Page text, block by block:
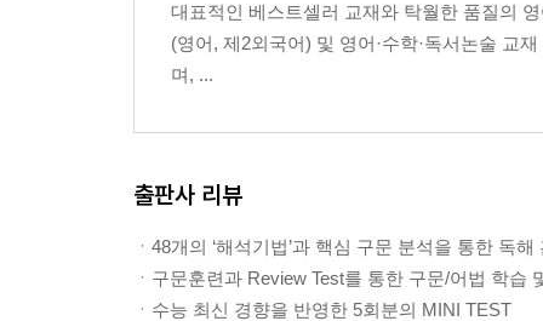
해석기법 15 목적격보어로 부정사가 오는 동사를
해석기법 16 보어로 쓰인 분사를 바르게 파악하자
해석기법 19 to부정사의 수식은 문맥을 통해 의미
해석기법 20 수식어가 많은 문장은 우선 주어와 동
06 접속사로 문장 간의 논리를 간파하라
대표적인 베스트셀러 교재와 탁월한 품질의
(영어, 제2외국어) 및 영어·수학·독서논술 교
며, ...
출판사 리뷰
ㆍ48개의 ‘해석기법’과 핵심 구문 분석을 통한 독해
ㆍ구문훈련과 Review Test를 통한 구문/어법 학습
ㆍ수능 최신 경향을 반영한 5회분의 MINI TEST